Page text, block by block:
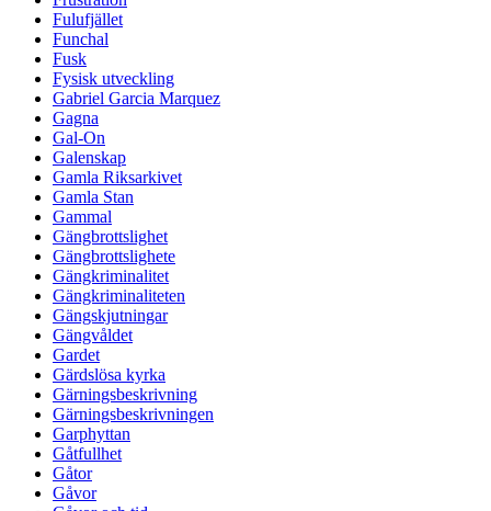
Fulufjället
Funchal
Fusk
Fysisk utveckling
Gabriel Garcia Marquez
Gagna
Gal-On
Galenskap
Gamla Riksarkivet
Gamla Stan
Gammal
Gängbrottslighet
Gängbrottslighete
Gängkriminalitet
Gängkriminaliteten
Gängskjutningar
Gängvåldet
Gardet
Gärdslösa kyrka
Gärningsbeskrivning
Gärningsbeskrivningen
Garphyttan
Gåtfullhet
Gåtor
Gåvor